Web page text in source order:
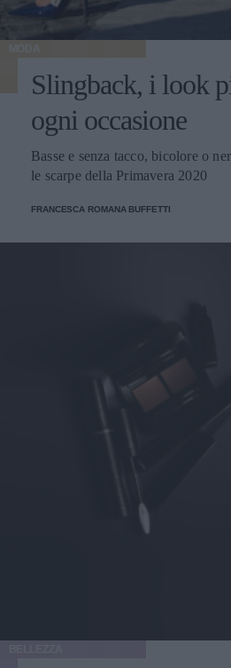
MODA
Slingback, i look
ogni occasione
Basse e senza tacco, bicolore o
le scarpe della Primavera 2020
FRANCESCA ROMANA BUFFETTI